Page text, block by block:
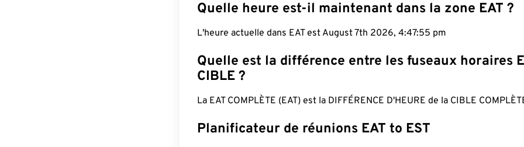
Quelle heure est-il maintenant dans la zone EAT ?
L'heure actuelle dans EAT est August 7th 2026, 4:47:56 pm
Quelle est la différence entre les fuseaux horaires
CIBLE ?
La EAT COMPLÈTE (EAT) est la DIFFÉRENCE D'HEURE de la CIBLE
Planificateur de réunions EAT to EST